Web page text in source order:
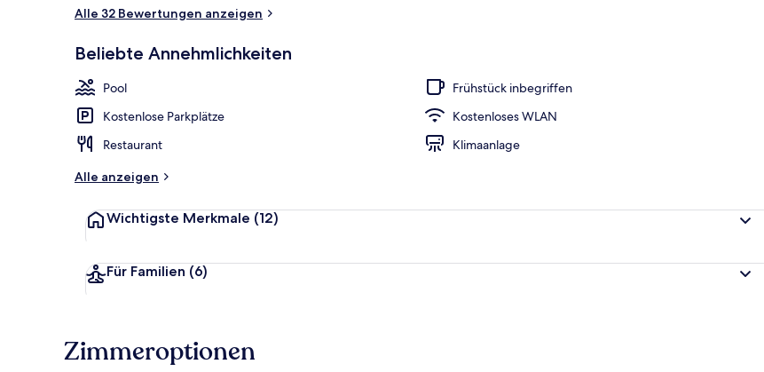
Alle 32 Bewertungen anzeigen
Beliebte Annehmlichkeiten
Pool
Frühstück inbegriffen
Kostenlose Parkplätze
Kostenloses WLAN
Restaurant
Klimaanlage
Alle anzeigen
Wichtigste Merkmale (12)
Für Familien (6)
Zimmeroptionen